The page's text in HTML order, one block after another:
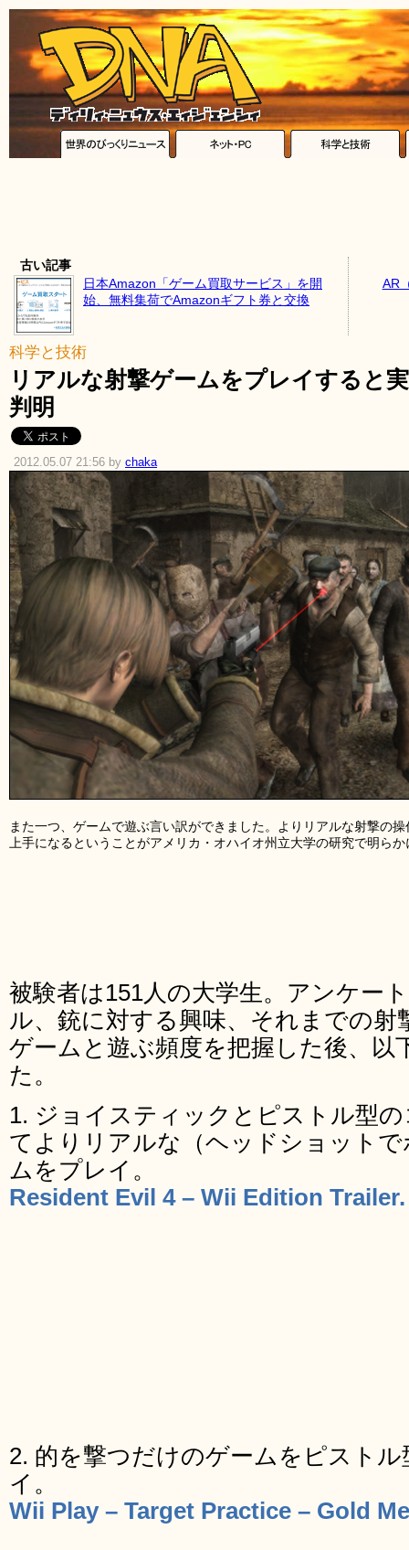
古い記事
日本Amazon「ゲーム買取サービス」を開
始、無料集荷でAmazonギフト券と交換
AR
科学と技術
リアルな射撃ゲームをプレイすると
判明
2012.05.07 21:56 by chaka
また一つ、ゲームで遊ぶ言い訳ができました。よりリアルな射撃の
上手になるということがアメリカ・オハイオ州立大学の研究で明ら
被験者は151人の大学生。アンケー
ル、銃に対する興味、それまでの
ゲームと遊ぶ頻度を把握した後、以
た。
1. ジョイスティックとピストル型
てよりリアルな（ヘッドショット
ムをプレイ。
Resident Evil 4 – Wii Edition Trailer.
2. 的を撃つだけのゲームをピスト
イ。
Wii Play – Target Practice – Gold